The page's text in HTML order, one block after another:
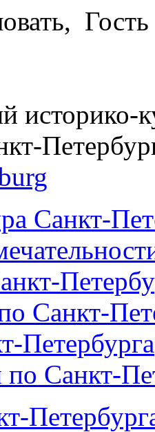
Гость
историко-
Санкт-
Санкт-
Петербурга
по Санкт-